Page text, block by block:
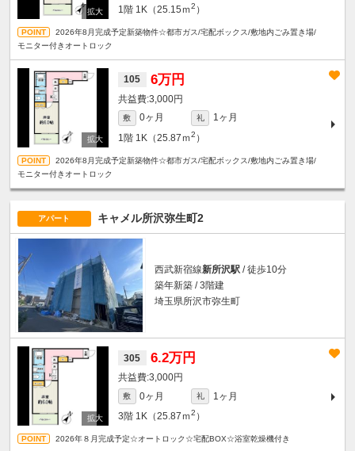
1階 1K（25.15ｍ2 ）
2026年8月完成予定新築物件☆都市ガス/宅配ボックス/敷地内ごみ置き場/
モニター付きオートロック
105 6万円
3,000円
敷 0ヶ月 礼
1ヶ月
1階 1K（25.87ｍ2 ）
2026年8月完成予定新築物件☆都市ガス/宅配ボックス/敷地内ごみ置き場/
モニター付きオートロック
アパート キャメル所沢弥生町2
西武新宿線新所沢駅 / 徒歩10分
築年新築 / 3階建
埼玉県所沢市弥生町
305 6.2万円
3,000円
敷 0ヶ月 礼
1ヶ月
3階 1K（25.87ｍ2 ）
2026年８月完成予定☆オートロック☆宅配BOX☆浴室乾燥機付き